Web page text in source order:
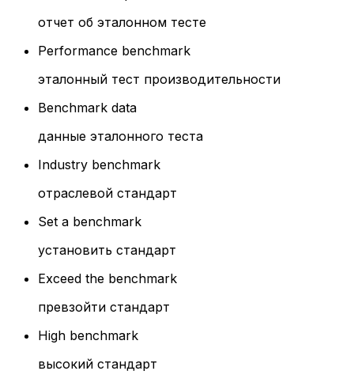
отчет об эталонном тесте
Performance benchmark
эталонный тест производительности
Benchmark data
данные эталонного теста
Industry benchmark
отраслевой стандарт
Set a benchmark
установить стандарт
Exceed the benchmark
превзойти стандарт
High benchmark
высокий стандарт